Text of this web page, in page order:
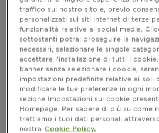
notato cambiamenti sulla
più secca e impura. Lo stress
pelle spenta e mettere in risalto
imperfezioni.
Lo stress è provocato da fattori
barriera protettiva della tua
troviamo lamancanza di un
stile di vita frenetico urbano, gli
e, infine, l’inquinamento.
Per iniziare a prenderti cura
traffico sul nostro sito e, previo
personalizzati sui siti internet di terze
funzionalità relative ai social media.
sottostanti potrai proseguire la
necessari, selezionare le singole
accettare l’installazione di tutti i
banner senza selezionare i cookie,
impostazioni predefinite relative ai soli
modificare le tue preferenze in ogni
sezione Impostazioni sui cookie
Homepage. Per sapere di più su come
trattiamo i tuoi dati personali
nostra Cookie Policy.